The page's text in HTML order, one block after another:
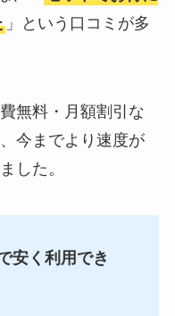
」という口コミが多
無料・月額割引な
今までより速度が
した。
安く利用でき